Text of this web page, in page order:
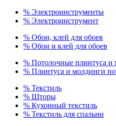
% Электроинструменты
% Электроинструмент
% Обои, клей для обоев
% Обои и клей для обоев
% Потолочные плинтуса и
% Плинтуса и молдинги
% Текстиль
% Шторы
% Кухонный текстиль
% Текстиль для спальни